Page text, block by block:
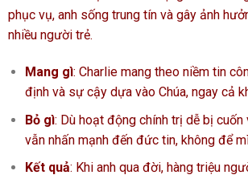
phục vụ, anh sống trung tín và gây ảnh
nhiều người trẻ.
Mang gì: Charlie mang theo niềm tin
định và sự cậy dựa vào Chúa, ngay cả
Bỏ gì: Dù hoạt động chính trị dễ bị cuốn
vẫn nhấn mạnh đến đức tin, không để
Kết quả: Khi anh qua đời, hàng triệu